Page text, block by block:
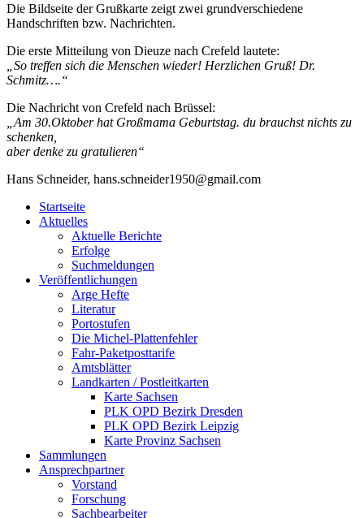
Die Bildseite der Grußkarte zeigt zwei grundverschiedene
Handschriften bzw. Nachrichten.
Die erste Mitteilung von Dieuze nach Crefeld lautete:
„So treffen sich die Menschen wieder! Herzlichen Gruß! Dr.
Schmitz….“
Die Nachricht von Crefeld nach Brüssel:
„Am 30.Oktober hat Großmama Geburtstag. du brauchst nichts zu
schenken,
aber denke zu gratulieren“
Hans Schneider, hans.schneider1950@gmail.com
Startseite
Aktuelles
Aktuelle Berichte
Erfolge
Suchmeldungen
Veröffentlichungen
Arge Hefte
Literatur
Portostufen
Die Michel-Plattenfehler
Fahr-Paketposttarife
Amtsblätter
Landkarten / Postleitkarten
Karte Sachsen
PLK OPD Bezirk Dresden
PLK OPD Bezirk Leipzig
Karte Provinz Sachsen
Sammlungen
Ansprechpartner
Vorstand
Forschung
Sachbearbeiter